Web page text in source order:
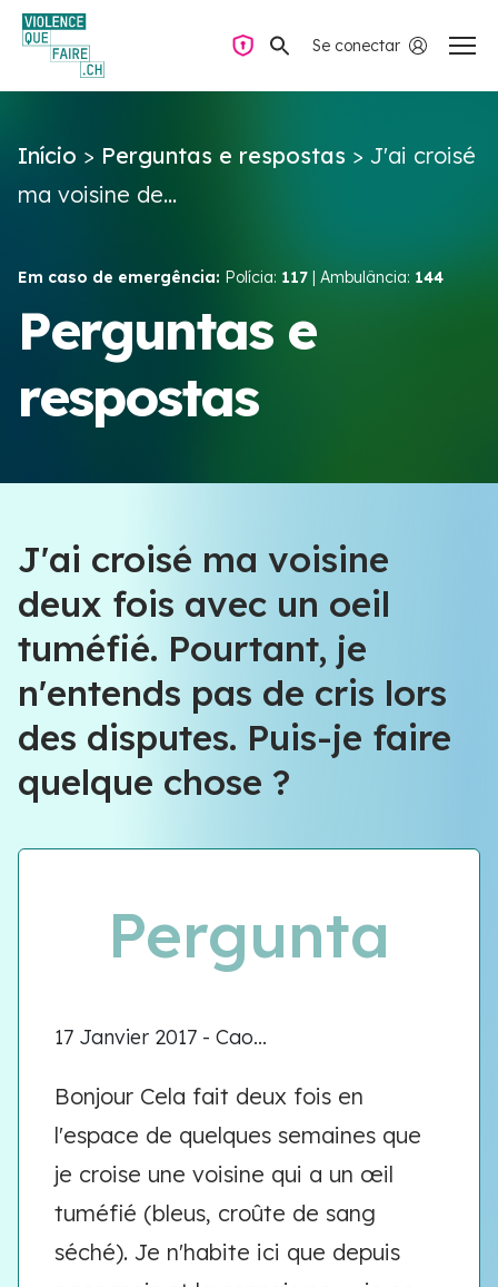
Se conectar
Perguntas e respostas
Violência no casal
Recursos e campanhas
Équipe VIOLENCE QUE FAIRE
Meet our team
Navegação privada
Início > Perguntas e respostas > J'ai croisé
ma voisine de...
Em caso de emergência: Polícia: 117 | Ambulância: 144
Perguntas e
respostas
J'ai croisé ma voisine
deux fois avec un oeil
tuméfié. Pourtant, je
n'entends pas de cris lors
des disputes. Puis-je faire
quelque chose ?
Pergunta
17 Janvier 2017 - Cao...
Bonjour Cela fait deux fois en
l'espace de quelques semaines que
je croise une voisine qui a un œil
tuméfié (bleus, croûte de sang
séché). Je n'habite ici que depuis